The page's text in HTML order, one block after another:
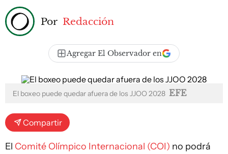
Por Redacción
Agregar El Observador en
El boxeo puede quedar afuera de los JJOO 2028 EFE
Compartir
El Comité Olímpico Internacional (COI) no podrá